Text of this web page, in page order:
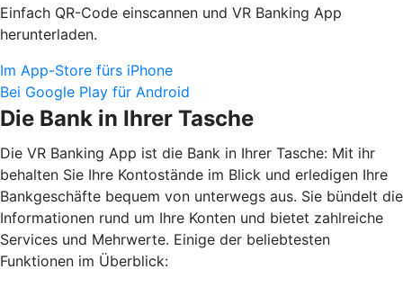
Einfach QR-Code einscannen und VR Banking App
herunterladen.
Im App-Store fürs iPhone
Bei Google Play für Android
Die Bank in Ihrer Tasche
Die VR Banking App ist die Bank in Ihrer Tasche: Mit ihr
behalten Sie Ihre Kontostände im Blick und erledigen Ihre
Bankgeschäfte bequem von unterwegs aus. Sie bündelt die
Informationen rund um Ihre Konten und bietet zahlreiche
Services und Mehrwerte. Einige der beliebtesten
Funktionen im Überblick: